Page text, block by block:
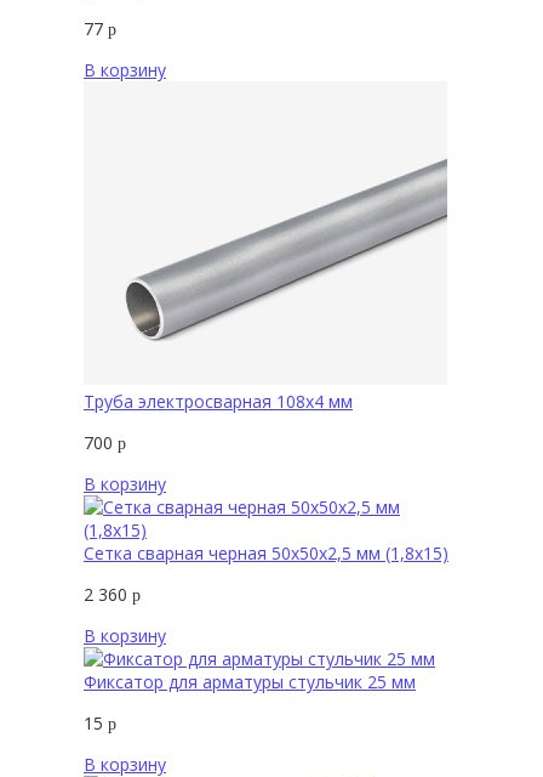
77 р
В корзину
Труба электросварная 108х4 мм
700 р
В корзину
Сетка сварная черная 50х50х2,5 мм (1,8х15)
2 360 р
В корзину
Фиксатор для арматуры стульчик 25 мм
15 р
В корзину